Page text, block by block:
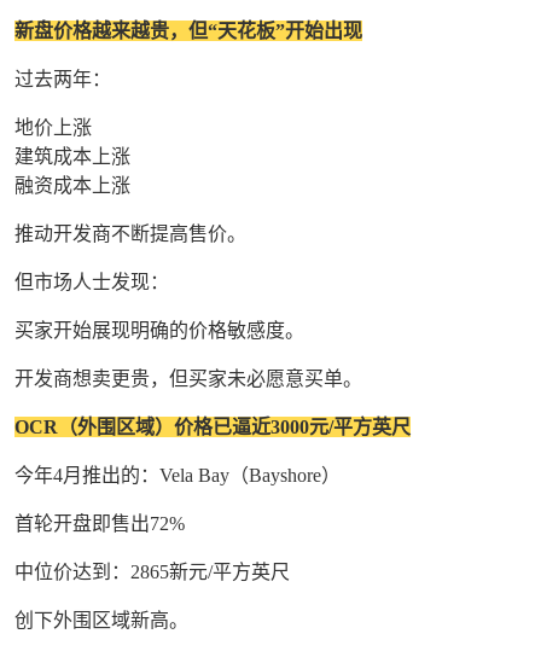
新盘价格越来越贵，但“天花板”开始出现
过去两年：
地价上涨
建筑成本上涨
融资成本上涨
推动开发商不断提高售价。
但市场人士发现：
买家开始展现明确的价格敏感度。
开发商想卖更贵，但买家未必愿意买单。
OCR（外围区域）价格已逼近3000元/平方英尺
今年4月推出的：Vela Bay（Bayshore）
首轮开盘即售出72%
中位价达到：2865新元/平方英尺
创下外围区域新高。